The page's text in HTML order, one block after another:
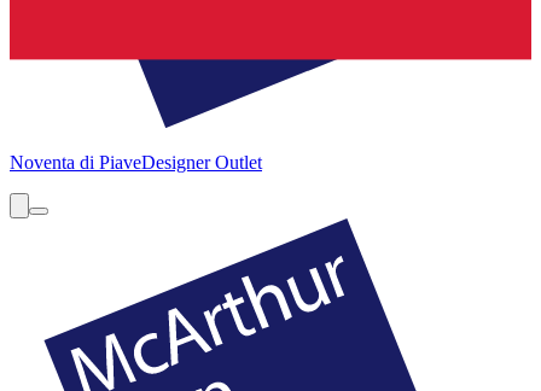
Noventa di PiaveDesigner Outlet